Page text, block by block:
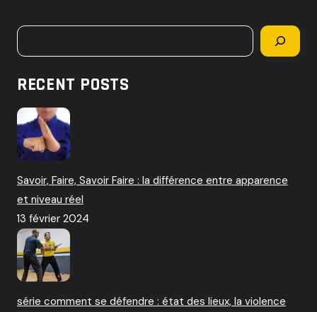
r
Rechercher
RECENT POSTS
Savoir, Faire, Savoir Faire : la différence entre apparence
et niveau réel
13 février 2024
série comment se défendre : état des lieux, la violence